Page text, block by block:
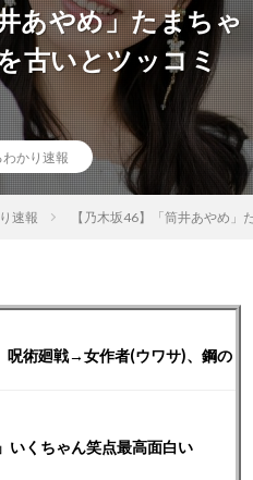
あやめ」たまちゃ
古いとツッコミ
わかり速報
速報 【乃木坂46】「筒井あやめ
呪術廻戦→女作者(ウワサ)、鋼の
いくちゃん笑点最高面白い